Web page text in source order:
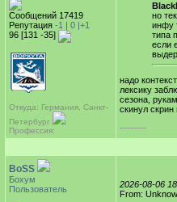
Сообщений 17419
Репутация -1 | 0 |+1
96 [131 -35]
Откуда: Германия, Санкт-
Петербург
Профессия:
но
инфу
типа
если
надо
лексику
сезона,
скинул скрин
-----------
BoSS
Бохум
Пользователь
2026-08-06
From: